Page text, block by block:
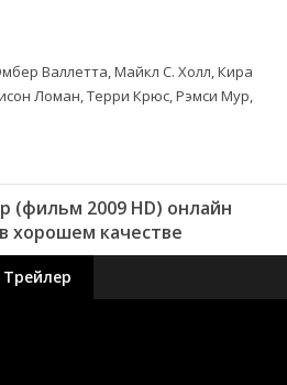
Валлетта, Майкл С. Холл, Кира
Ломан, Терри Крюс, Рэмси Мур,
(фильм 2009 HD) онлайн
хорошем качестве
Трейлер